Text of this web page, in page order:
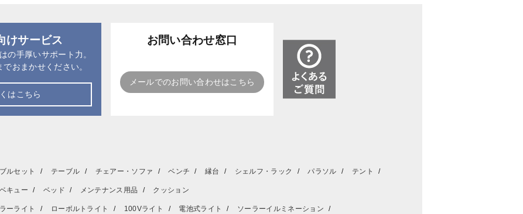
けサービス
の手厚いサポート力。
おまかせください。
はこちら
お問い合わせ窓口
メールでのお問い合わせはこちら
ルセット テーブル チェアー・ソファ ベンチ 縁台 シェルフ・ラック パラソル テント
キュー ベッド メンテナンス用品 クッション
ーライト ローボルトライト 100Vライト 電池式ライト ソーラーイルミネーション